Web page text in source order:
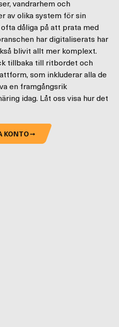
vandrarhem och
av olika system för sin
dåliga på att prata med
har digitaliserats har
blivit allt mer komplext.
tillbaka till ritbordet och
som inkluderar alla de
en framgångsrik
idag. Låt oss visa hur det
KONTO